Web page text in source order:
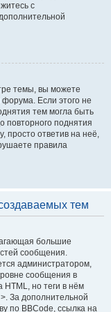
с
темы, вы можете
Если этого не
тем могла быть
повторного поднятия
просто ответив на неё,
правила
тем
большие
сообщения.
администратором,
сообщения в
но теги в нём
За дополнительной
по BBCode, ссылка на